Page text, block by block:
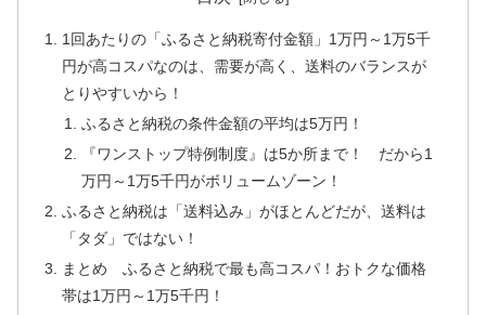
1回あたりの「ふるさと納税寄付金額」1万円～1万5千
円が高コスパなのは、需要が高く、送料のバランスが
とりやすいから！
ふるさと納税の条件金額の平均は5万円！
『ワンストップ特例制度』は5か所まで！ だから1
万円～1万5千円がボリュームゾーン！
ふるさと納税は「送料込み」がほとんどだが、送料は
「タダ」ではない！
まとめ ふるさと納税で最も高コスパ！おトクな価格
帯は1万円～1万5千円！